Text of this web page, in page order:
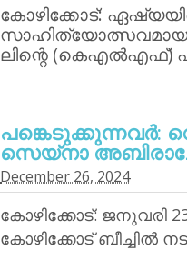
കോഴിക്കോട്:
സാഹിത്യോത്സവമായ
ലിന്റെ (കെഎല്‍എഫ്)
പങ്കെടുക്കുന്നവര്‍:
സെയ്‌നാ
December 26, 2024
കോഴിക്കോട്: ജനുവരി
കോഴിക്കോട് ബീച്ചില്‍